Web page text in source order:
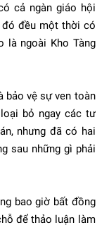
cả ngàn giáo hội
đó đều một thời có
là ngoài Kho Tàng
bảo vệ sự ven toàn
bỏ ngay các tư
nhưng đã có hai
sau những gì phải
bao giờ bất đồng
để thảo luận làm